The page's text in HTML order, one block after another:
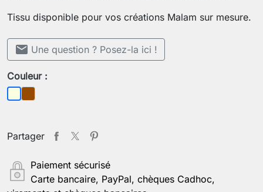
Tissu disponible pour vos créations Malam sur mesure.
mail Une question ? Posez-la ici !
Couleur :
BeigeMarron
Partager
Paiement sécurisé
Carte bancaire, PayPal, chèques Cadhoc,